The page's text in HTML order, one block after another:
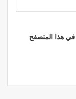
في هذا المتصفح